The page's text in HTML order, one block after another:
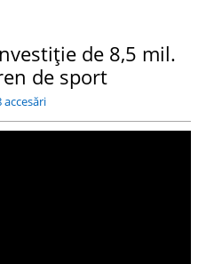
de 8,5 mil.
de sport
accesări